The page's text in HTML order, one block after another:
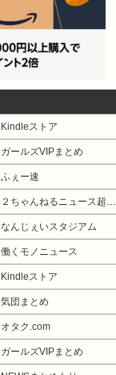
Kindleストア
ガールズVIPまとめ
ふぇー速
２ちゃんねるニュース超速まとめ＋
なんじぇいスタジアム
働くモノニュース
Kindleストア
気団まとめ
オタク.com
ガールズVIPまとめ